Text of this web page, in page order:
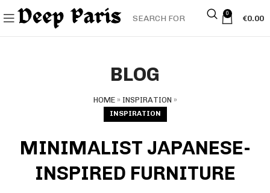
0
€0.00
BLOG
HOME» INSPIRATION »
INSPIRATION
MINIMALIST JAPANESE-
INSPIRED FURNITURE